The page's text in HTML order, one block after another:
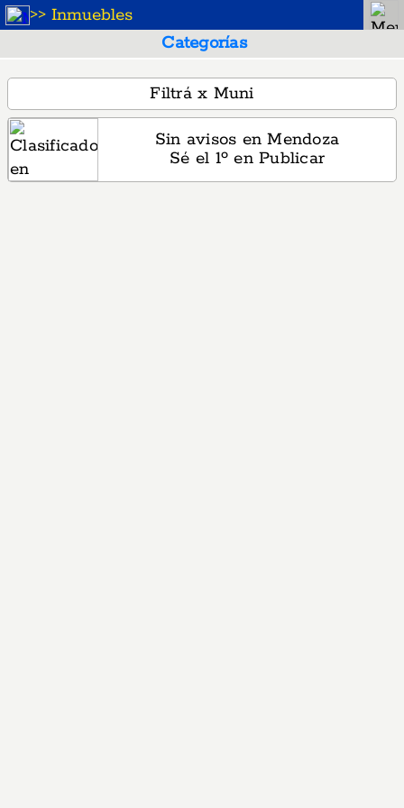
>> Inmuebles
Categorías
Filtrá x Muni
Sin avisos en Mendoza
Sé el 1º en Publicar